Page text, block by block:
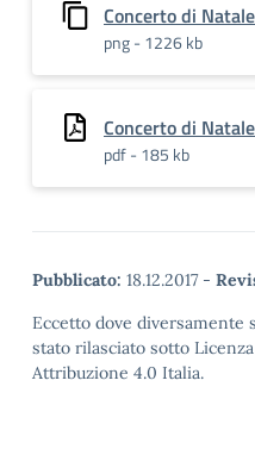
Concerto di
png - 1226 kb
Concerto di
pdf - 185 kb
Pubblicato: 18.12.2017 -
Eccetto dove diversamente
stato rilasciato sotto
Attribuzione 4.0 Italia.